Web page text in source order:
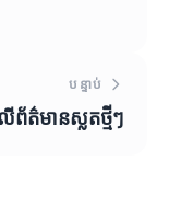
បន្ទាប់
ព័ត៌មានស្លតថ្មីៗ